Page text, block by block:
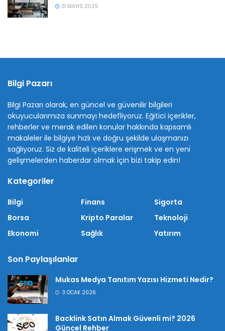
31 MAYIS 2025
Bilgi Pazarı
Bilgi Pazarı olarak, en güncel ve güvenilir bilgileri
okuyucularımıza sunmayı hedefliyoruz. Eğitici içerikler,
rehberler ve merak edilen konular hakkında kapsamlı
makaleler ile bilgiye hızlı ve doğru şekilde ulaşmanızı
sağlıyoruz. Siz de kaliteli içeriklere erişmek ve en yeni
gelişmelerden haberdar olmak için bizi takip edin!
Kategoriler
Bilgi
Borsa
Ekonomi
Finans
Kripto Paralar
Sağlık
Sigorta
Teknoloji
Yatırım
Son Paylaşılanlar
Mukas Medya Tanıtım Yazısı Hizmeti Nedir?
3 OCAK 2026
Backlink Satın Almak Güvenli mi? 2026
Güncel Rehber